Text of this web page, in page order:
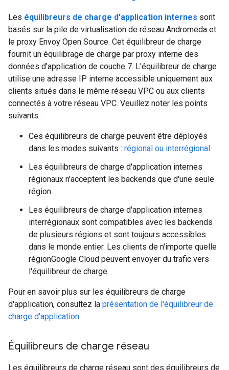
Les équilibreurs de charge d'application internes sont
basés sur la pile de virtualisation de réseau Andromeda et
le proxy Envoy Open Source. Cet équilibreur de charge
fournit un équilibrage de charge par proxy interne des
données d'application de couche 7. L'équilibreur de charge
utilise une adresse IP interne accessible uniquement aux
clients situés dans le même réseau VPC ou aux clients
connectés à votre réseau VPC. Veuillez noter les points
suivants :
Ces équilibreurs de charge peuvent être déployés
dans les modes suivants : régional ou interrégional .
Les équilibreurs de charge d'application internes
régionaux n'acceptent les backends que d'une seule
région.
Les équilibreurs de charge d'application internes
interrégionaux sont compatibles avec les backends
de plusieurs régions et sont toujours accessibles
dans le monde entier. Les clients de n'importe quelle
régionGoogle Cloud peuvent envoyer du trafic vers
l'équilibreur de charge.
Pour en savoir plus sur les équilibreurs de charge
d'application, consultez la présentation de l'équilibreur de
charge d'application.
Équilibreurs de charge réseau
Les équilibreurs de charge réseau sont des équilibreurs de